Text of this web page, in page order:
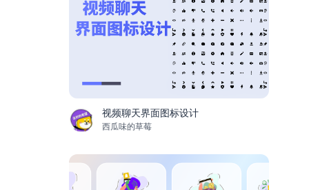
视频聊天界面图标设计
西瓜味的草莓